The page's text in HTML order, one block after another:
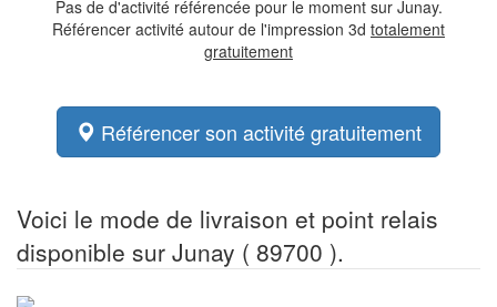
Pas de d'activité référencée pour le moment sur Junay.
Référencer activité autour de l'impression 3d totalement
gratuitement
Référencer son activité gratuitement
Voici le mode de livraison et point relais
disponible sur Junay ( 89700 ).